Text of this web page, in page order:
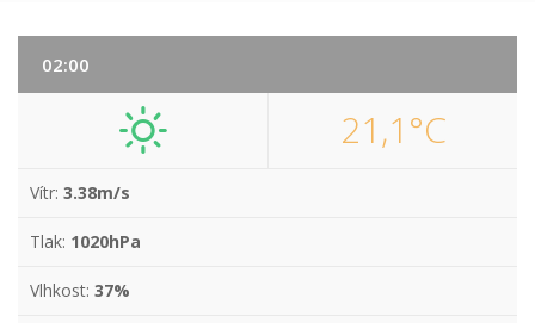
02:00
21,1°C
Vítr: 3.38m/s
Tlak: 1020hPa
Vlhkost: 37%